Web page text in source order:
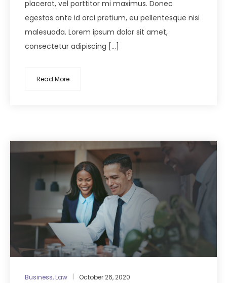
placerat, vel porttitor mi maximus. Donec
egestas ante id orci pretium, eu pellentesque nisi
malesuada. Lorem ipsum dolor sit amet,
consectetur adipiscing […]
Read More
Business, Law October 26, 2020